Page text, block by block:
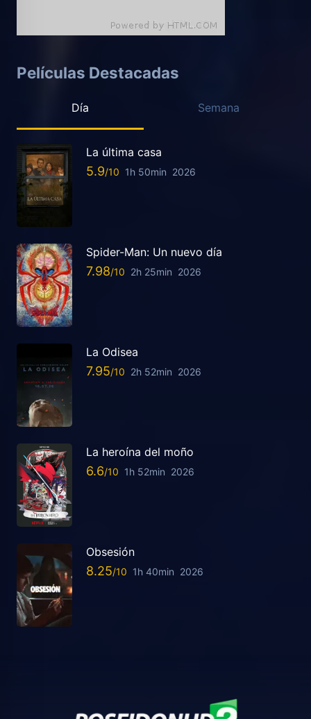
Películas Destacadas
Día Semana
La última casa
5.9 1h 50min 2026
Spider-Man: Un nuevo día
7.98 2h 25min 2026
La Odisea
7.95 2h 52min 2026
La heroína del moño
6.6 1h 52min 2026
Obsesión
8.25 1h 40min 2026